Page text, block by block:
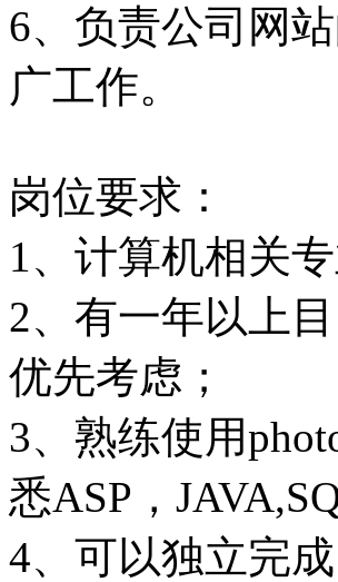
6、负责公司网
广工作。
岗位要求：
1、计算机相关
2、有一年以上
优先考虑；
3、熟练使用
悉ASP，
4、可以独立完